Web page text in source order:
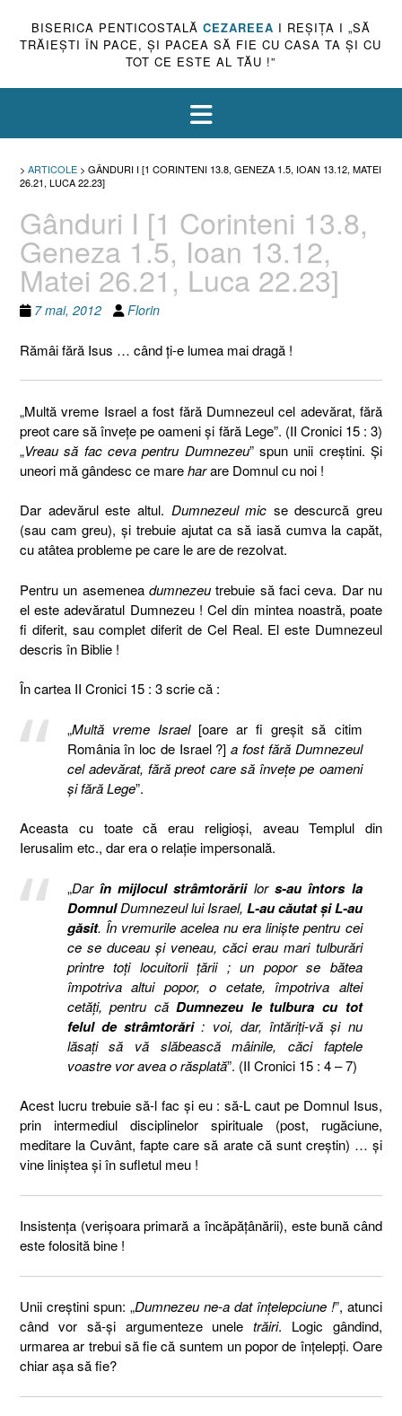
BISERICA PENTICOSTALĂ CEZAREEA I REŞIŢA I „SĂ
TRĂIEŞTI ÎN PACE, ŞI PACEA SĂ FIE CU CASA TA ŞI CU
TOT CE ESTE AL TĂU !”
> ARTICOLE > GÂNDURI I [1 CORINTENI 13.8, GENEZA 1.5, IOAN 13.12, MATEI
26.21, LUCA 22.23]
Gânduri I [1 Corinteni 13.8,
Geneza 1.5, Ioan 13.12,
Matei 26.21, Luca 22.23]
7 mai, 2012 Florin
Rămâi fără Isus … când ţi-e lumea mai dragă !
„Multă vreme Israel a fost fără Dumnezeul cel adevărat, fără
preot care să înveţe pe oameni şi fără Lege”. (II Cronici 15 : 3)
„Vreau să fac ceva pentru Dumnezeu” spun unii creştini. Şi
uneori mă gândesc ce mareharare Domnul cu noi !
Dar adevărul este altul. Dumnezeul mic se descurcă greu
(sau cam greu), şi trebuie ajutat ca să iasă cumva la capăt,
cu atâtea probleme pe care le are de rezolvat.
Pentru un asemenea dumnezeu trebuie să faci ceva. Dar nu
el este adevăratul Dumnezeu ! Cel din mintea noastră, poate
fi diferit, sau complet diferit de Cel Real. El este Dumnezeul
descris în Biblie !
În cartea II Cronici 15 : 3 scrie că :
„Multă vreme Israel[oare ar fi greşit să citim
România în loc de Israel ?]a fost fără Dumnezeul
cel adevărat, fără preot care să înveţe pe oameni
şi fără Lege”.
Aceasta cu toate că erau religioşi, aveau Templul din
Ierusalim etc., dar era o relaţie impersonală.
„Dar în mijlocul strâmtorăriilor s-au întors la
DomnulDumnezeul lui Israel, L-au căutat şi L-au
găsit. În vremurile acelea nu era linişte pentru cei
ce se duceau şi veneau, căci erau mari tulburări
printre toţi locuitorii ţării ; un popor se bătea
împotriva altui popor, o cetate, împotriva altei
cetăţi, pentru căDumnezeu le tulbura cu tot
felul de strâmtorări: voi, dar, întăriţi-vă şi nu
lăsaţi să vă slăbească mâinile, căci faptele
voastre vor avea o răsplată”. (II Cronici 15 : 4 – 7)
Acest lucru trebuie să-l fac şi eu : să-L caut pe Domnul Isus,
prin intermediul disciplinelor spirituale (post, rugăciune,
meditare la Cuvânt, fapte care să arate că sunt creştin) … şi
vine liniştea şi în sufletul meu !
Insistenţa (verişoara primară a încăpăţânării), este bună când
este folosită bine !
Unii creştini spun: „Dumnezeu ne-a dat înţelepciune !”, atunci
când vor să-şi argumenteze uneletrăiri. Logic gândind,
urmarea ar trebui să fie că suntem un popor de înţelepţi. Oare
chiar aşa să fie?